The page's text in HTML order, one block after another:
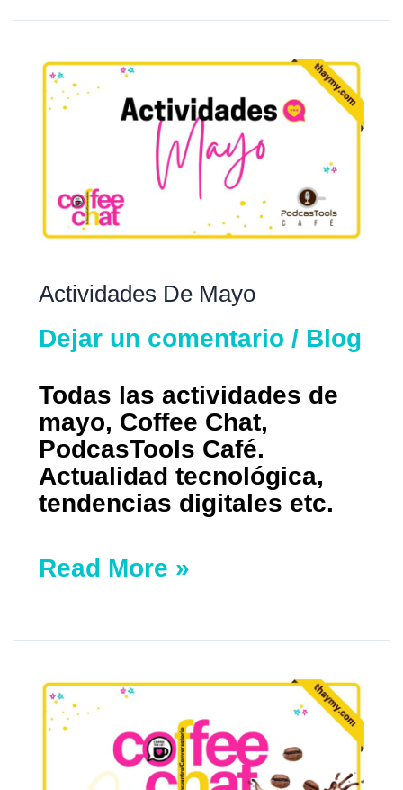
Actividades De Mayo
Dejar un comentario / Blog
Todas las actividades de
mayo, Coffee Chat,
PodcasTools Café.
Actualidad tecnológica,
tendencias digitales etc.
Actividades
de
Read More »
Asiste
al
encuentro